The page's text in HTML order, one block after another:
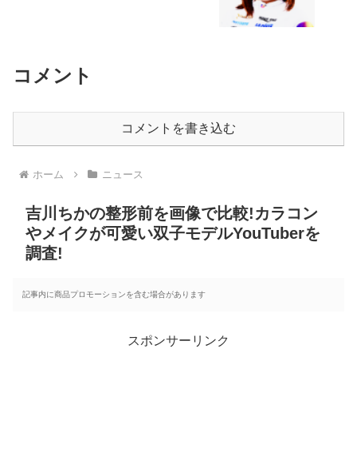
コメント
コメントを書き込む
ホーム ニュース
吉川ちかの整形前を画像で比較!カラコン
やメイクが可愛い双子モデルYouTuberを
調査!
記事内に商品プロモーションを含む場合があります
スポンサーリンク